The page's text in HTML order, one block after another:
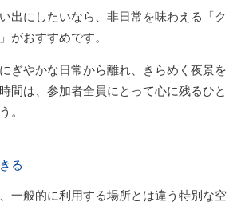
出にしたいなら、非日常を味わえる「ク
がおすすめです。
ぎやかな日常から離れ、きらめく夜景を
間は、参加者全員にとって心に残るひと
。
る
一般的に利用する場所とは違う特別な空